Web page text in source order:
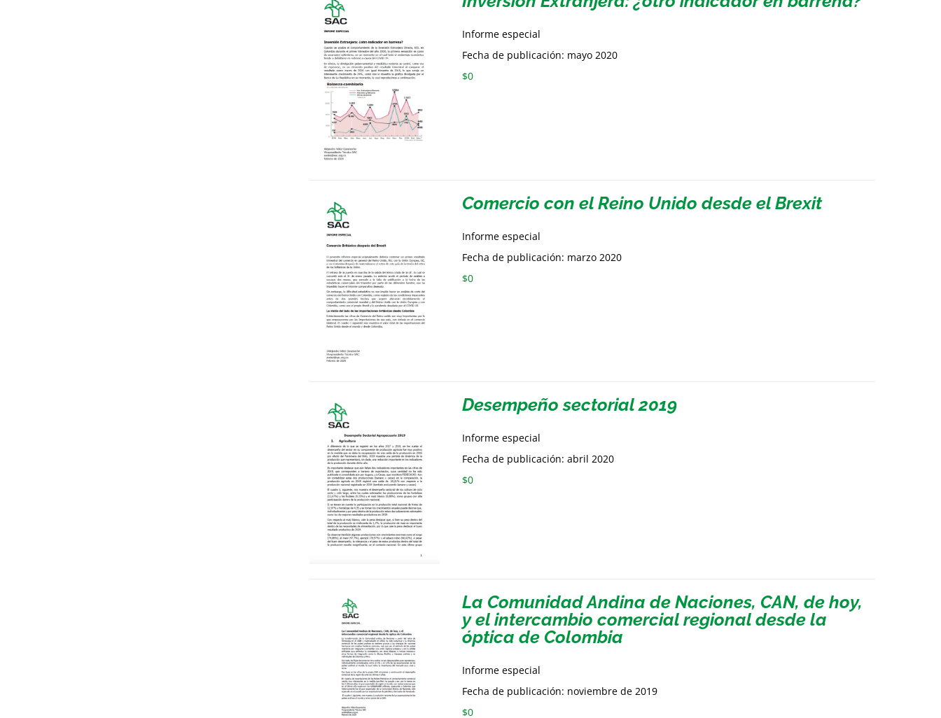
Informe especial
Fecha de publicación: mayo 2020
$0
Comercio con el Reino Unido desde el Brexit
Informe especial
Fecha de publicación: marzo 2020
$0
Desempeño sectorial 2019
Informe especial
Fecha de publicación: abril 2020
$0
La Comunidad Andina de Naciones, CAN, de hoy,
y el intercambio comercial regional desde la
óptica de Colombia
Informe especial
Fecha de publicación: noviembre de 2019
$0